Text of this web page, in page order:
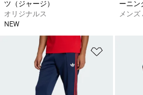
ツ（ジャージ）
オリジナルス
NEW
ーニン
メンズ
ほしいも